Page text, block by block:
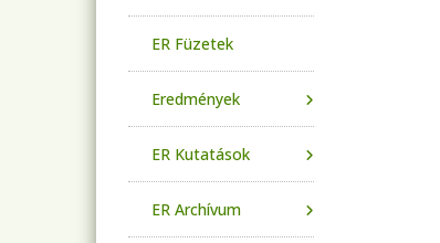
ER Füzetek
Eredmények
ER Kutatások
ER Archívum